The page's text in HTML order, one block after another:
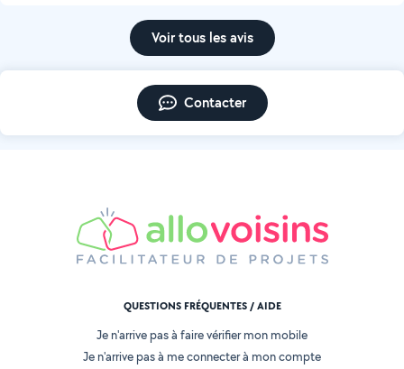
Voir tous les avis
Contacter
QUESTIONS FRÉQUENTES / AIDE
Je n'arrive pas à faire vérifier mon mobile
Je n'arrive pas à me connecter à mon compte